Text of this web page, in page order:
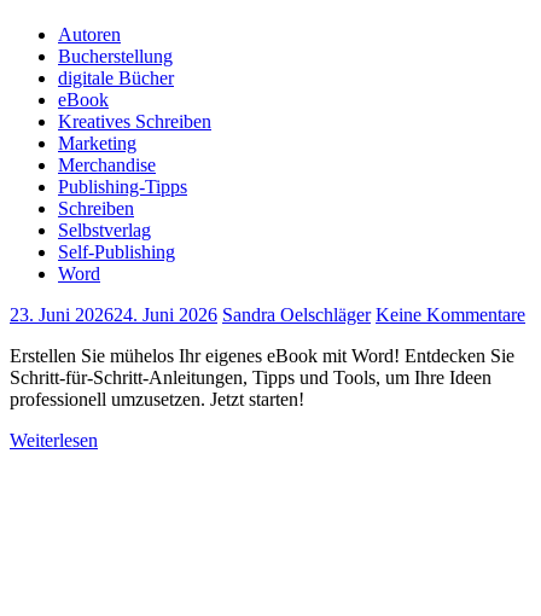
Autoren
Bucherstellung
digitale Bücher
eBook
Kreatives Schreiben
Marketing
Merchandise
Publishing-Tipps
Schreiben
Selbstverlag
Self-Publishing
Word
23. Juni 202624. Juni 2026 Sandra Oelschläger Keine Kommentare
Erstellen Sie mühelos Ihr eigenes eBook mit Word! Entdecken Sie
Schritt-für-Schritt-Anleitungen, Tipps und Tools, um Ihre Ideen
professionell umzusetzen. Jetzt starten!
Weiterlesen